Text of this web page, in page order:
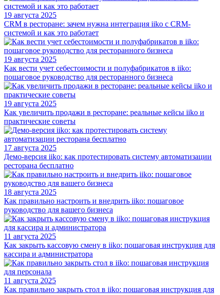
19 августа 2025
CRM в ресторане: зачем нужна интеграция iiko с CRM-
системой и как это работает
19 августа 2025
Как вести учет себестоимости и полуфабрикатов в iiko:
пошаговое руководство для ресторанного бизнеса
19 августа 2025
Как увеличить продажи в ресторане: реальные кейсы iiko и
практические советы
17 августа 2025
Демо-версия iiko: как протестировать систему автоматизации
ресторана бесплатно
18 августа 2025
Как правильно настроить и внедрить iiko: пошаговое
руководство для вашего бизнеса
11 августа 2025
Как закрыть кассовую смену в iiko: пошаговая инструкция для
кассира и администратора
11 августа 2025
Как правильно закрыть стол в iiko: пошаговая инструкция для